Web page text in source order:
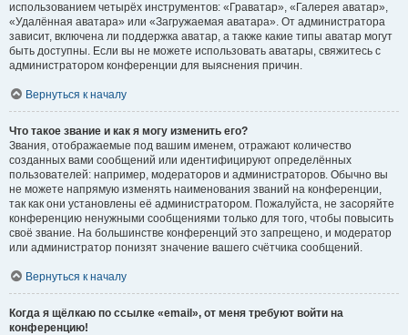
использованием четырёх инструментов: «Граватар», «Галерея аватар»,
«Удалённая аватара» или «Загружаемая аватара». От администратора
зависит, включена ли поддержка аватар, а также какие типы аватар могут
быть доступны. Если вы не можете использовать аватары, свяжитесь с
администратором конференции для выяснения причин.
Вернуться к началу
Что такое звание и как я могу изменить его?
Звания, отображаемые под вашим именем, отражают количество
созданных вами сообщений или идентифицируют определённых
пользователей: например, модераторов и администраторов. Обычно вы
не можете напрямую изменять наименования званий на конференции,
так как они установлены её администратором. Пожалуйста, не засоряйте
конференцию ненужными сообщениями только для того, чтобы повысить
своё звание. На большинстве конференций это запрещено, и модератор
или администратор понизят значение вашего счётчика сообщений.
Вернуться к началу
Когда я щёлкаю по ссылке «email», от меня требуют войти на
конференцию!